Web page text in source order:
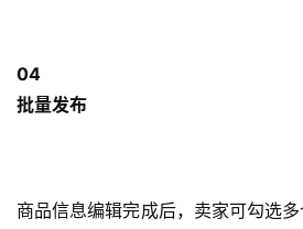
04
批量发布
商品信息编辑完成后，卖家可勾选